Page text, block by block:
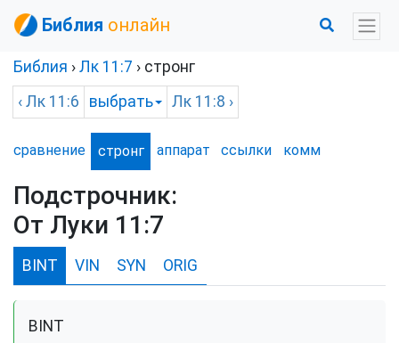
Библия онлайн
Библия › Лк 11:7 › стронг
‹ Лк 11:6 выбрать Лк 11:8 ›
сравнение стронг аппарат ссылки комм
Подстрочник:
От Луки 11:7
BINT VIN SYN ORIG
BINT